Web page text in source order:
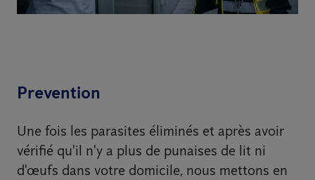
Prevention
Une fois les parasites éliminés et après avoir
vérifié qu'il n'y a plus de punaises de lit ni
d'œufs dans votre domicile, nous mettons en